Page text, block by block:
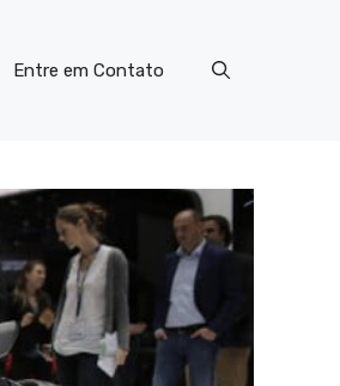
Entre em Contato